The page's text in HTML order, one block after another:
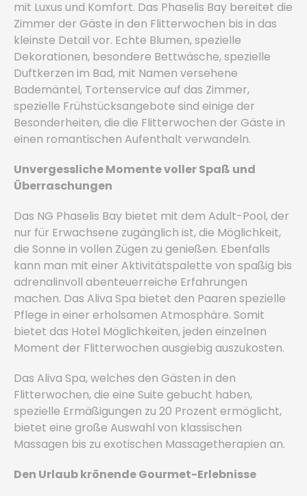
mit Luxus und Komfort. Das Phaselis Bay bereitet die
Zimmer der Gäste in den Flitterwochen bis in das
kleinste Detail vor. Echte Blumen, spezielle
Dekorationen, besondere Bettwäsche, spezielle
Duftkerzen im Bad, mit Namen versehene
Bademäntel, Tortenservice auf das Zimmer,
spezielle Frühstücksangebote sind einige der
Besonderheiten, die die Flitterwochen der Gäste in
einen romantischen Aufenthalt verwandeln.
Unvergessliche Momente voller Spaß und
Überraschungen
Das NG Phaselis Bay bietet mit dem Adult-Pool, der
nur für Erwachsene zugänglich ist, die Möglichkeit,
die Sonne in vollen Zügen zu genießen. Ebenfalls
kann man mit einer Aktivitätspalette von spaßig bis
adrenalinvoll abenteuerreiche Erfahrungen
machen. Das Aliva Spa bietet den Paaren spezielle
Pflege in einer erholsamen Atmosphäre. Somit
bietet das Hotel Möglichkeiten, jeden einzelnen
Moment der Flitterwochen ausgiebig auszukosten.
Das Aliva Spa, welches den Gästen in den
Flitterwochen, die eine Suite gebucht haben,
spezielle Ermäßigungen zu 20 Prozent ermöglicht,
bietet eine große Auswahl von klassischen
Massagen bis zu exotischen Massagetherapien an.
Den Urlaub krönende Gourmet-Erlebnisse